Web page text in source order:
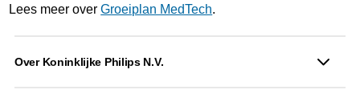
Lees meer overGroeiplan MedTech.
Over Koninklijke Philips N.V.